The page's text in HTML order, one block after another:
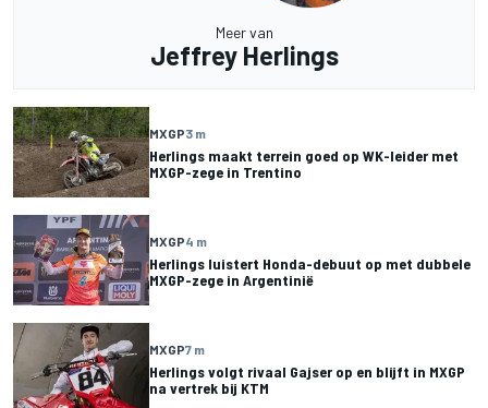
Meer van
Jeffrey Herlings
MXGP3 m
Herlings maakt terrein goed op WK-leider met
MXGP-zege in Trentino
MXGP4 m
Herlings luistert Honda-debuut op met dubbele
MXGP-zege in Argentinië
MXGP7 m
Herlings volgt rivaal Gajser op en blijft in MXGP
na vertrek bij KTM